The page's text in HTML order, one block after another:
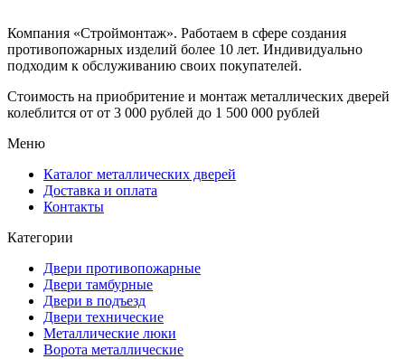
Компания «Строймонтаж». Работаем в сфере создания
противопожарных изделий более 10 лет. Индивидуально
подходим к обслуживанию своих покупателей.
Стоимость на приобритение и монтаж металлических дверей
колеблится от от 3 000 рублей до 1 500 000 рублей
Меню
Каталог металлических дверей
Доставка и оплата
Контакты
Категории
Двери противопожарные
Двери тамбурные
Двери в подъезд
Двери технические
Металлические люки
Ворота металлические